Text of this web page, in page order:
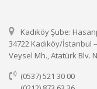
Kadıköy Şube:
34722 Kadıköy/İstanbul
Veysel Mh., Atatürk Blv.
(0537) 521 30 00